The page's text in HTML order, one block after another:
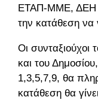
ΕΤΑΠ-ΜΜΕ, ΔΕΗ
την κατάθεση να
Οι
και του
1,3,5,7,9, θα
κατάθεση θα